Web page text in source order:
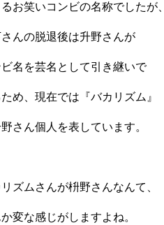
お笑いコンビの名称でしたが、
んの脱退後は升野さんが
ビ名を芸名として引き継いで
め、現在では『バカリズム』
さん個人を表しています。
ズムさんが枡野さんなんて、
変な感じがしますよね。